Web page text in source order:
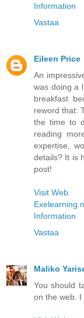
Information
Vastaa
Eileen Price
An
was doing a
breakfast
reword that:
the time to
reading
expertise,
details? It is
post!
Visit Web
Information
Vastaa
Maliko
You should
on the web. I